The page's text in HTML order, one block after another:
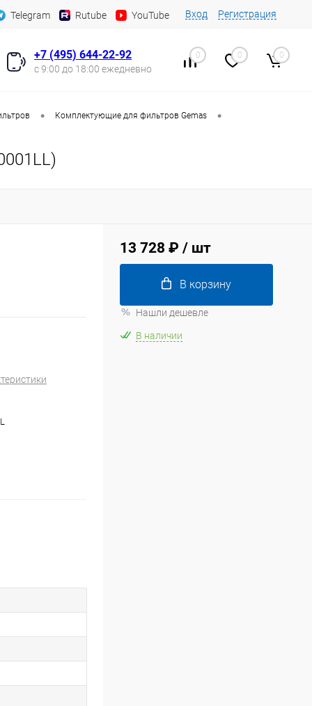
Telegram Rutube YouTube Вход Регистрация
+7 (495) 644-22-92
с 9:00 до 18:00 ежедневно
0 0 0
• Комплектующие для фильтров Gemas •
13 728 ₽ / шт
В корзину
Нашли дешевле
В наличии